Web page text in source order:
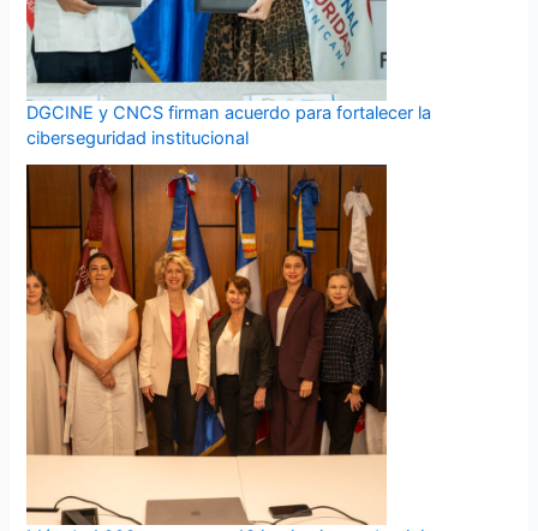
DGCINE y CNCS firman acuerdo para fortalecer la
ciberseguridad institucional